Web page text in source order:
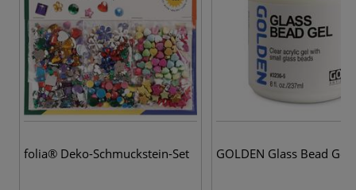
folia® Deko-Schmuckstein-Set GOLDEN Glass Bead Gel